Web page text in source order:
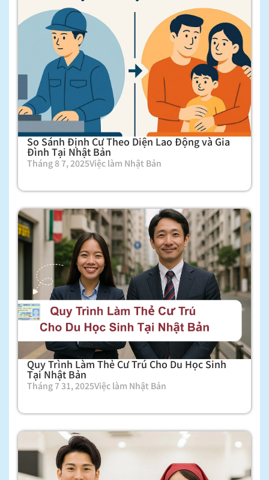
So Sánh Định Cư Theo Diện Lao Động và Gia
Đình Tại Nhật Bản
Tháng 8 7, 2025Việc làm Nhật Bản
Quy Trình Làm Thẻ Cư Trú Cho Du Học Sinh
Tại Nhật Bản
Tháng 7 31, 2025Việc làm Nhật Bản